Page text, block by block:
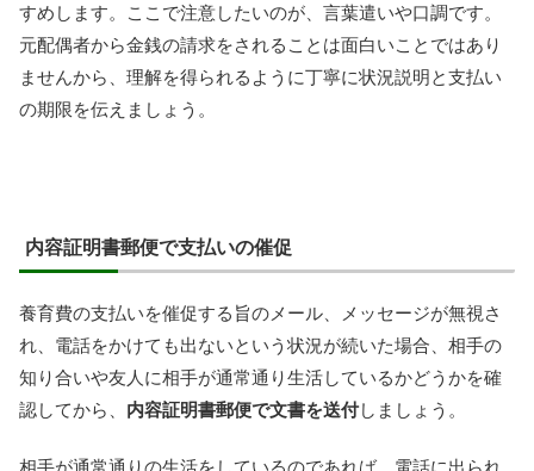
すめします。ここで注意したいのが、言葉遣いや口調です。
元配偶者から金銭の請求をされることは面白いことではあり
ませんから、理解を得られるように丁寧に状況説明と支払い
の期限を伝えましょう。
内容証明書郵便で支払いの催促
養育費の支払いを催促する旨のメール、メッセージが無視さ
れ、電話をかけても出ないという状況が続いた場合、相手の
知り合いや友人に相手が通常通り生活しているかどうかを確
認してから、 内容証明書郵便で文書を送付しましょう。
相手が通常通りの生活をしているのであれば、電話に出られ